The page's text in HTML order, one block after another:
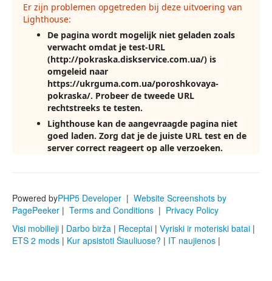
Powered byPHP5 Developer | Website Screenshots by
PagePeeker | Terms and Conditions | Privacy Policy
Visi mobilieji | Darbo birža | Receptai | Vyriski ir moteriski batai |
ETS 2 mods | Kur apsistoti Šiauliuose? | IT naujienos |